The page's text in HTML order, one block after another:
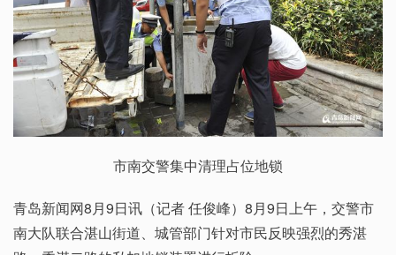
市南交警集中清理占位地锁
青岛新闻网8月9日讯（记者 任俊峰）8月9日上午，交警市
南大队联合湛山街道、城管部门针对市民反映强烈的秀湛